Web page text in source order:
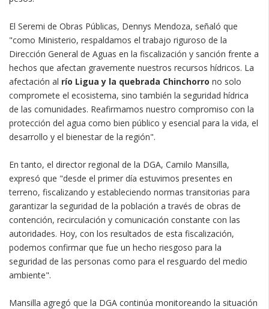
El Seremi de Obras Públicas, Dennys Mendoza, señaló que
"como Ministerio, respaldamos el trabajo riguroso de la
Dirección General de Aguas en la fiscalización y sanción frente a
hechos que afectan gravemente nuestros recursos hídricos. La
afectación al río Ligua y la quebrada Chinchorro no solo
compromete el ecosistema, sino también la seguridad hídrica
de las comunidades. Reafirmamos nuestro compromiso con la
protección del agua como bien público y esencial para la vida, el
desarrollo y el bienestar de la región".
En tanto, el director regional de la DGA, Camilo Mansilla,
expresó que "desde el primer día estuvimos presentes en
terreno, fiscalizando y estableciendo normas transitorias para
garantizar la seguridad de la población a través de obras de
contención, recirculación y comunicación constante con las
autoridades. Hoy, con los resultados de esta fiscalización,
podemos confirmar que fue un hecho riesgoso para la
seguridad de las personas como para el resguardo del medio
ambiente".
Mansilla agregó que la DGA continúa monitoreando la situación